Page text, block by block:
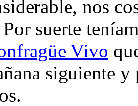
nos
Por suerte
Vivo
siguiente y